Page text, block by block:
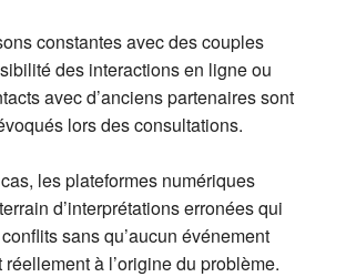
constantes avec des couples
des interactions en ligne ou
avec d’anciens partenaires sont
lors des consultations.
les plateformes numériques
d’interprétations erronées qui
sans qu’aucun événement
à l’origine du problème.